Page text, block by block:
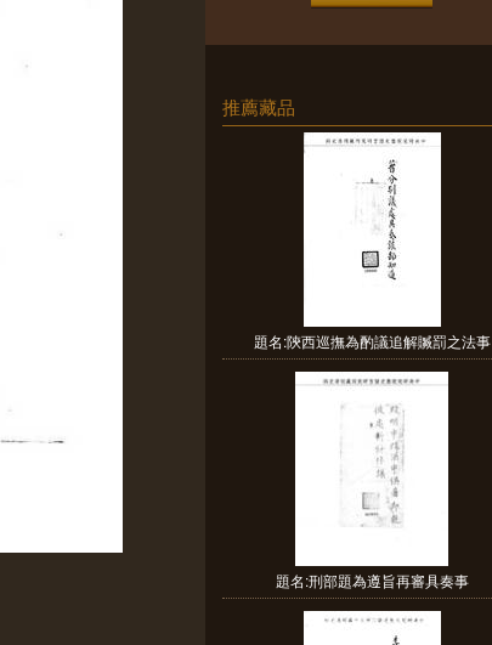
推薦藏品
題名:陝西巡撫為酌議追解贓罰之法事
題名:刑部題為遵旨再審具奏事